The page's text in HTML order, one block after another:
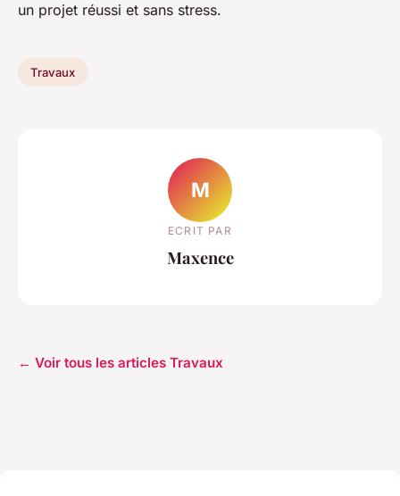
un projet réussi et sans stress.
Travaux
M
ECRIT PAR
Maxence
← Voir tous les articles Travaux